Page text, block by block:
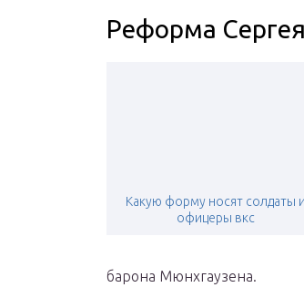
Реформа
Какую форму носят солдаты и
офицеры вкс
барона Мюнхгаузена.